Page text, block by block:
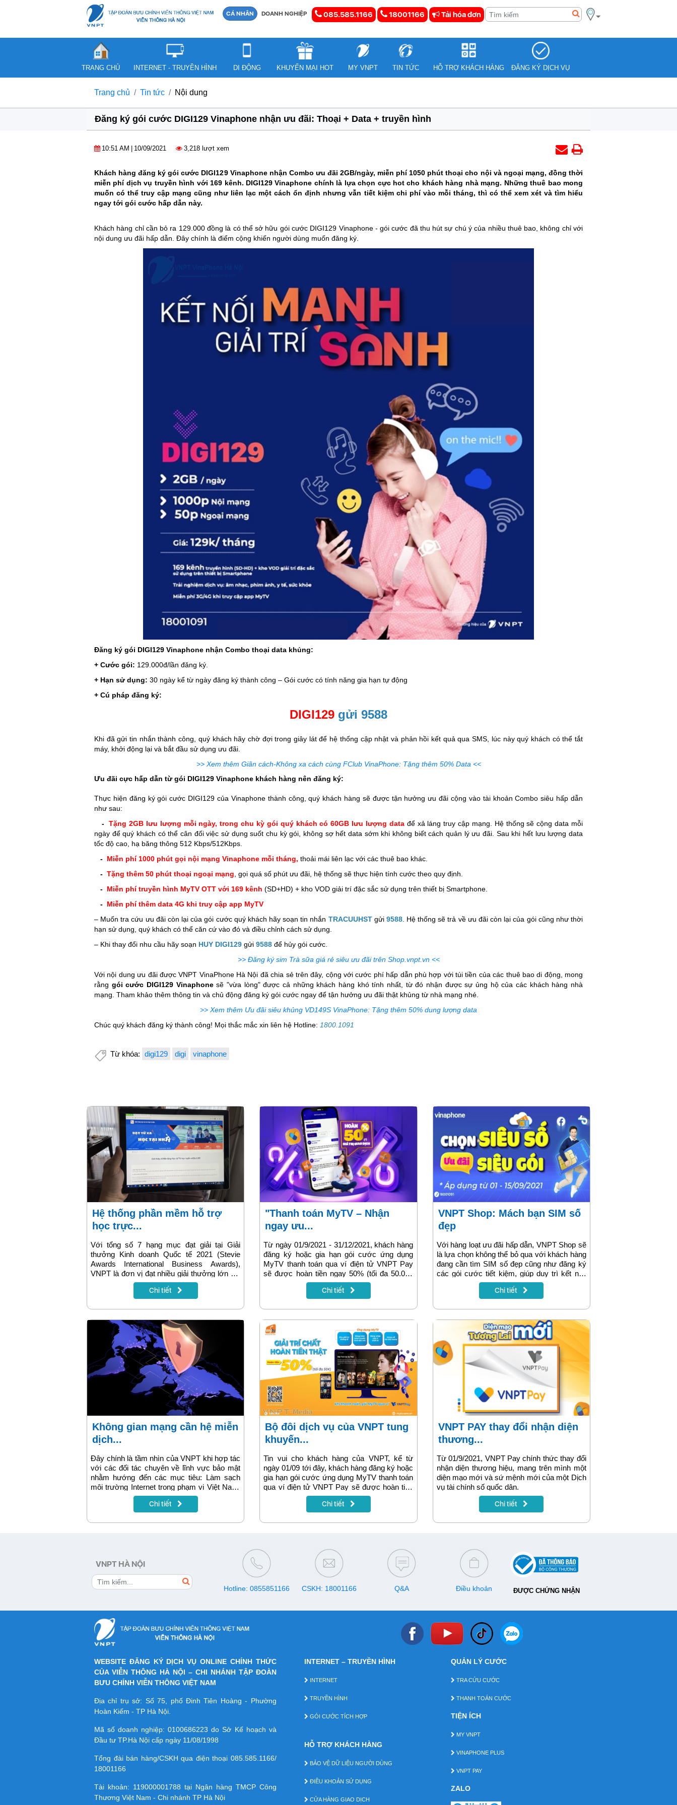
CÁ NHÂN DOANH NGHIỆP 085.585.1166 18001166 Tải hóa đơn
TRANG CHỦ INTERNET - TRUYỀN HÌNH DI ĐỘNG KHUYẾN MẠI HOT MY VNPT TIN TỨC HỖ TRỢ KHÁCH HÀNG ĐĂNG KÝ DỊCH VỤ
Trang chủ Tin tức Nội dung
Đăng ký gói cước DIGI129 Vinaphone nhận ưu đãi: Thoại + Data + truyền hình
10:51 AM 10/09/2021 3,218 lượt xem
Khách hàng đăng ký gói cước DIGI129 Vinaphone nhận Combo ưu đãi 2GB/ngày, miễn phí 1050 phút thoại cho nội và ngoại mạng, đồng thời
miễn phí dịch vụ truyền hình với 169 kênh. DIGI129 Vinaphone chính là lựa chọn cực hot cho khách hàng nhà mạng. Những thuê bao mong
muốn có thể truy cập mạng cũng như liên lạc một cách ổn định nhưng vẫn tiết kiệm chi phí vào mỗi tháng, thì có thể xem xét và tìm hiểu
ngay tới gói cước hấp dẫn này.
Khách hàng chỉ cần bỏ ra 129.000 đồng là có thể sở hữu gói cước DIGI129 Vinaphone - gói cước đã thu hút sự chú ý của nhiều thuê bao, không chỉ với
nội dung ưu đãi hấp dẫn. Đây chính là điểm cộng khiến người dùng muốn đăng ký.
Đăng ký gói DIGI129 Vinaphone nhận Combo thoại data khủng:
+ Cước gói: 129.000đ/lần đăng ký.
+ Hạn sử dụng: 30 ngày kể từ ngày đăng ký thành công – Gói cước có tính năng gia hạn tự động
+ Cú pháp đăng ký:
DIGI129 gửi 9588
Khi đã gửi tin nhắn thành công, quý khách hãy chờ đợi trong giây lát để hệ thống cập nhật và phản hồi kết quả qua SMS, lúc này quý khách có thể tắt
máy, khởi động lại và bắt đầu sử dụng ưu đãi.
>> Xem thêm Giãn cách-Không xa cách cùng FClub VinaPhone: Tặng thêm 50% Data <<
Ưu đãi cực hấp dẫn từ gói DIGI129 Vinaphone khách hàng nên đăng ký:
Thực hiện đăng ký gói cước DIGI129 của Vinaphone thành công, quý khách hàng sẽ được tận hưởng ưu đãi cộng vào tài khoản Combo siêu hấp dẫn
như sau:
-Tặng 2GB lưu lượng mỗi ngày, trong chu kỳ gói quý khách có 60GB lưu lượng datađể xả láng truy cập mạng. Hệ thống sẽ cộng data mỗi
ngày để quý khách có thể cân đối việc sử dụng suốt chu kỳ gói, không sợ hết data sớm khi không biết cách quản lý ưu đãi. Sau khi hết lưu lượng data
tốc độ cao, hạ băng thông 512 Kbps/512Kbps.
- Miễn phí 1000 phút gọi nội mạng Vinaphone mỗi tháng, thoải mái liên lạc với các thuê bao khác.
- Tặng thêm 50 phút thoại ngoại mạng, gọi quá số phút ưu đãi, hệ thống sẽ thực hiện tính cước theo quy định.
- Miễn phí truyền hình MyTV OTT với 169 kênh (SD+HD) + kho VOD giải trí đặc sắc sử dụng trên thiết bị Smartphone.
- Miễn phí thêm data 4G khi truy cập app MyTV
– Muốn tra cứu ưu đãi còn lại của gói cước quý khách hãy soạn tin nhắn TRACUUHSTgửi 9588. Hệ thống sẽ trả về ưu đãi còn lại của gói cũng như thời
hạn sử dụng, quý khách có thể căn cứ vào đó và điều chỉnh cách sử dụng.
– Khi thay đổi nhu cầu hãy soạn HUY DIGI129 gửi 9588 để hủy gói cước.
>> Đăng ký sim Trà sữa giá rẻ siêu ưu đãi trên Shop.vnpt.vn <<
Với nội dung ưu đãi được VNPT VinaPhone Hà Nội đã chia sẻ trên đây, cộng với cước phí hấp dẫn phù hợp với túi tiền của các thuê bao di động, mong
rằng gói cước DIGI129 Vinaphonesẽ "vừa lòng" được cả những khách hàng khó tính nhất, từ đó nhận được sự ủng hộ của các khách hàng nhà
mạng. Tham khảo thêm thông tin và chủ động đăng ký gói cước ngay để tận hưởng ưu đãi thật khủng từ nhà mạng nhé.
>> Xem thêm Ưu đãi siêu khủng VD149S VinaPhone: Tặng thêm 50% dung lượng data
Chúc quý khách đăng ký thành công! Mọi thắc mắc xin liên hệ Hotline: 1800.1091
Từ khóa: digi129 digi vinaphone
Hệ thống phần mềm hỗ trợ
học trực...
Với tổng số 7 hạng mục đạt giải tại Giải
thưởng Kinh doanh Quốc tế 2021 (Stevie
Awards International Business Awards),
VNPT là đơn vị đạt nhiều giải thưởng lớn đối
với các giải pháp công nghệ giúp đẩy lùi dịch
Chi tiết
"Thanh toán MyTV – Nhận
ngay ưu...
Từ ngày 01/9/2021 - 31/12/2021, khách hàng
đăng ký hoặc gia hạn gói cước ứng dụng
MyTV thanh toán qua ví điện tử VNPT Pay
sẽ được hoàn tiền ngay 50% (tối đa 50.000
đồng/khách hàng) vào tài khoản ví. Đây là
một trong các chương trình khuyến mại dành
trên phạm vi toàn quốc.
Chi tiết
VNPT Shop: Mách bạn SIM số
đẹp
Với hàng loạt ưu đãi hấp dẫn, VNPT Shop sẽ
là lựa chọn không thể bỏ qua với khách hàng
đang cần tìm SIM số đẹp cũng như đăng ký
các gói cước tiết kiệm, giúp duy trì kết nối,
gia tăng hiệu quả học tập, làm việc mùa dịch.
Không chỉ được miễn cước cam kết khi lựa
tháng, khách hàng khi hoà mạng trả sau
online trên VNPT Shop (https://shop.vnpt.vn)
còn được hưởng các gói cước siêu ưu đãi
cùng khuyến mại giảm giá đến 50% trong 3
tháng đầu tiên.
Chi tiết
Không gian mạng cần hệ miễn
dịch...
Đây chính là tầm nhìn của VNPT khi hợp tác
với các đối tác chuyên về lĩnh vực bảo mật
nhằm hướng đến các mục tiêu: Làm sạch
môi trường Internet trong phạm vi Việt Nam;
Đào tạo cho lực lượng chuyên gia an toàn
thông tin của VNPT; Cung cấp cơ sở dữ liệu
VNPT. Đặc biệt, cùng phối hợp xây dựng
hóa.
Chi tiết
Bộ đôi dịch vụ của VNPT tung
khuyến...
Tin vui cho khách hàng của VNPT, kể từ
ngày 01/09 tới đây, khách hàng đăng ký hoặc
gia hạn gói cước ứng dụng MyTV thanh toán
qua ví điện tử VNPT Pay sẽ được hoàn tiền
ngay 50% vào tài khoản ví. Đây là một trong
các chương trình khuyến mại dành tặng
khánh 02/09 năm nay.
Chi tiết
VNPT PAY thay đổi nhận diện
thương...
Từ 01/9/2021, VNPT Pay chính thức thay đổi
nhận diện thương hiệu, mang trên mình một
diện mạo mới và sứ mệnh mới của một Dịch
vụ tài chính số quốc dân.
Chi tiết
VNPT HÀ NỘI
Hotline: 0855851166 CSKH: 18001166 Q&A Điều khoản ĐƯỢC CHỨNG NHẬN
WEBSITE ĐĂNG KÝ DỊCH VỤ ONLINE CHÍNH THỨC
CỦA VIỄN THÔNG HÀ NỘI – CHI NHÁNH TẬP ĐOÀN
BƯU CHÍNH VIỄN THÔNG VIỆT NAM
Địa chỉ trụ sở: Số 75, phố Đinh Tiên Hoàng - Phường
Hoàn Kiếm - TP Hà Nội.
Mã số doanh nghiệp:0100686223 do Sở Kế hoạch và
Đầu tư TP.Hà Nội cấp ngày 11/08/1998
Tổng đài bán hàng/CSKH qua điện thoại 085.585.1166/
18001166
Tài khoản: 119000001788 tại Ngân hàng TMCP Công
Thương Việt Nam - Chi nhánh TP Hà Nội
INTERNET – TRUYỀN HÌNH
INTERNET
TRUYỀN HÌNH
GÓI CƯỚC TÍCH HỢP
HỖ TRỢ KHÁCH HÀNG
BẢO VỆ DỮ LIỆU NGƯỜI DÙNG
ĐIỀU KHOẢN SỬ DỤNG
CỬA HÀNG GIAO DỊCH
QUẢN LÝ CƯỚC
TRA CỨU CƯỚC
THANH TOÁN CƯỚC
TIỆN ÍCH
MY VNPT
VINAPHONE PLUS
VNPT PAY
ZALO